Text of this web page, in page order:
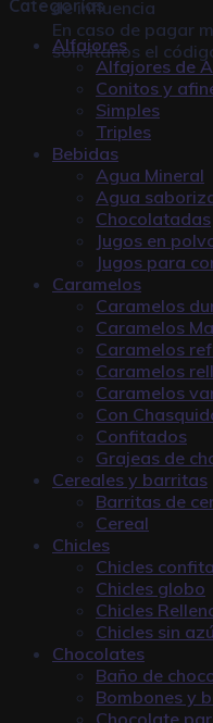
de influencia
En caso de pagar
solicitanos el
Categorías
Alfajores
Alfajores de
Conitos y
Simples
Triples
Bebidas
Agua Mineral
Agua
Chocolatadas
Jugos en
Jugos para
Caramelos
Caramelos
Caramelos
Caramelos
Caramelos
Caramelos
Con
Confitados
Grajeas de
Cereales y barritas
Barritas de
Cereal
Chicles
Chicles
Chicles globo
Chicles
Chicles sin
Chocolates
Baño de
Bombones y
Chocolate